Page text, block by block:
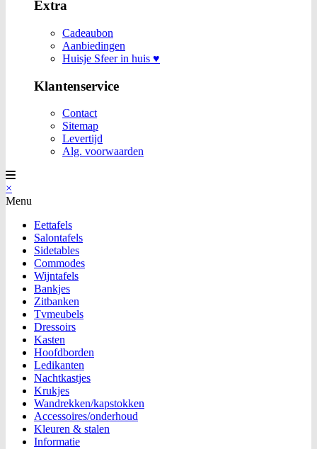
Extra
Cadeaubon
Aanbiedingen
Huisje Sfeer in huis ♥
Klantenservice
Contact
Sitemap
Levertijd
Alg. voorwaarden
×
Menu
Eettafels
Salontafels
Sidetables
Commodes
Wijntafels
Bankjes
Zitbanken
Tvmeubels
Dressoirs
Kasten
Hoofdborden
Ledikanten
Nachtkastjes
Krukjes
Wandrekken/kapstokken
Accessoires/onderhoud
Kleuren & stalen
Informatie